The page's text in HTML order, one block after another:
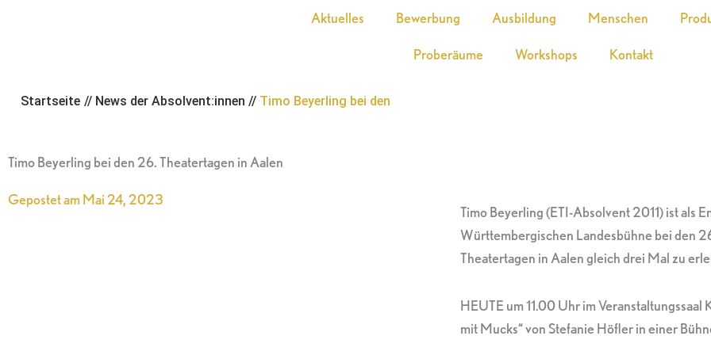
Aktuelles Bewerbung Ausbildung Menschen
Proberäume Workshops Kontakt
Startseite // News der Absolvent:innen // Timo Beyerling bei den
Timo Beyerling bei den 26. Theatertagen in Aalen
Gepostet amMai 24, 2023
Timo Beyerling (ETI-Absolvent 2011) ist als
Württembergischen Landesbühne bei den
Theatertagen in Aalen gleich drei Mal zu
HEUTE um 11.00 Uhr im
mit Mucks“ von Stefanie Höfler in einer